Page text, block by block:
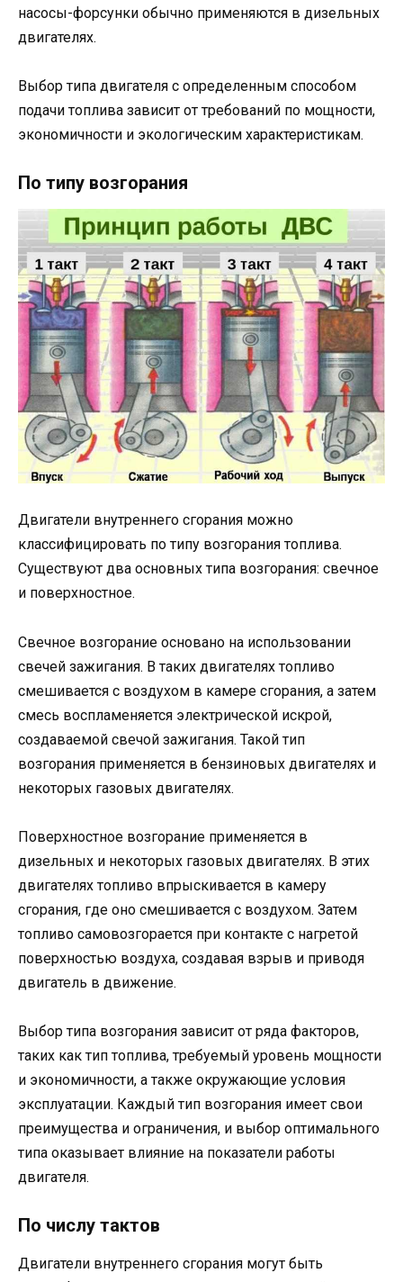
насосы-форсунки обычно применяются в дизельных
двигателях.
Выбор типа двигателя с определенным способом
подачи топлива зависит от требований по мощности,
экономичности и экологическим характеристикам.
По типу возгорания
Двигатели внутреннего сгорания можно
классифицировать по типу возгорания топлива.
Существуют два основных типа возгорания: свечное
и поверхностное.
Свечное возгорание основано на использовании
свечей зажигания. В таких двигателях топливо
смешивается с воздухом в камере сгорания, а затем
смесь воспламеняется электрической искрой,
создаваемой свечой зажигания. Такой тип
возгорания применяется в бензиновых двигателях и
некоторых газовых двигателях.
Поверхностное возгорание применяется в
дизельных и некоторых газовых двигателях. В этих
двигателях топливо впрыскивается в камеру
сгорания, где оно смешивается с воздухом. Затем
топливо самовозгорается при контакте с нагретой
поверхностью воздуха, создавая взрыв и приводя
двигатель в движение.
Выбор типа возгорания зависит от ряда факторов,
таких как тип топлива, требуемый уровень мощности
и экономичности, а также окружающие условия
эксплуатации. Каждый тип возгорания имеет свои
преимущества и ограничения, и выбор оптимального
типа оказывает влияние на показатели работы
двигателя.
По числу тактов
Двигатели внутреннего сгорания могут быть